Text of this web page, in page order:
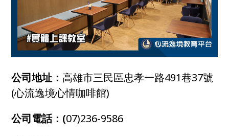
公司地址： 高雄市三民區忠孝一路491巷37號
(心流逸境心情咖啡館)
公司電話：(07)236-9586